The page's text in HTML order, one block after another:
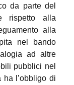
da parte del
rispetto alla
alla
nel bando
ad altre
pubblici nel
l’obbligo di